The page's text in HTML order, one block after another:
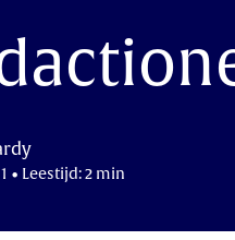
• Leestijd: 2 min